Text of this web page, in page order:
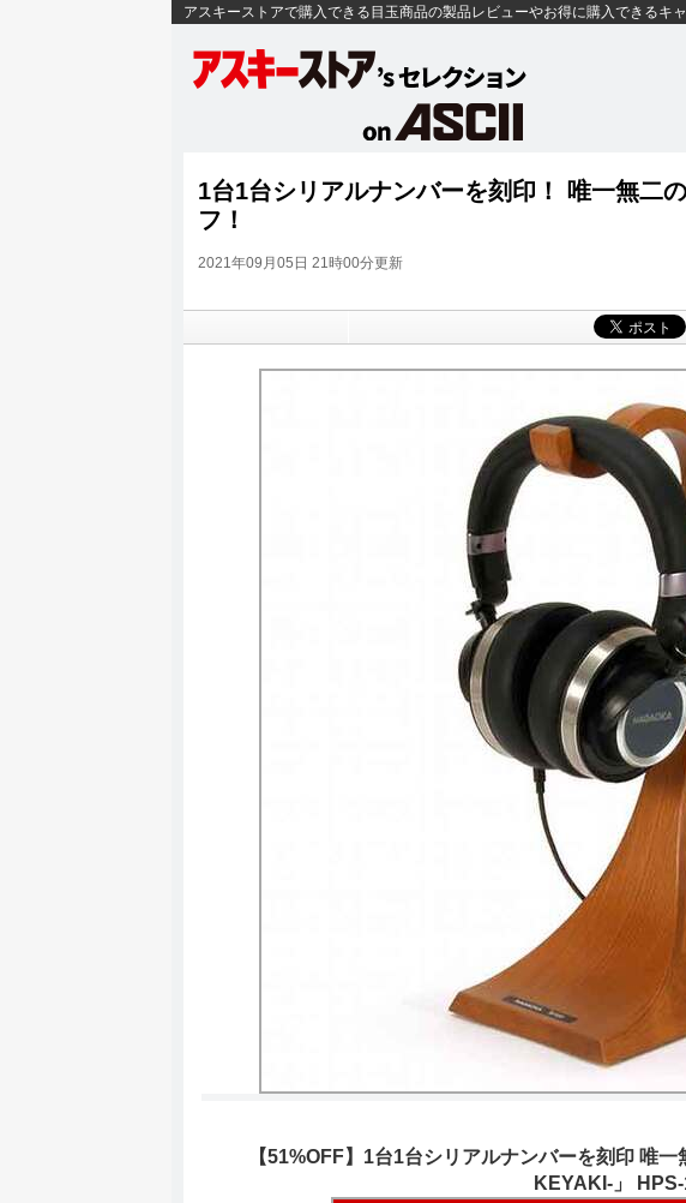
アスキーストアで購入できる目玉商品の製品レビューやお得に購入できるキ
1台1台シリアルナンバーを刻印！ 唯一無二
フ！
2021年09月05日 21時00分更新
【51%OFF】1台1台シリアルナンバーを刻印 唯
KEYAKI-」